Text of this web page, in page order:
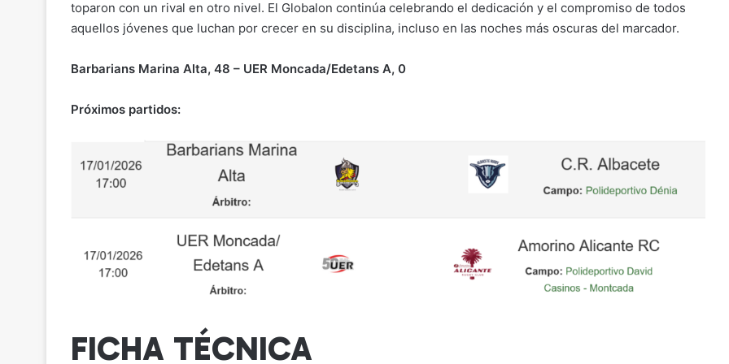
toparon con un rival en otro nivel. El Globalon continúa celebrando el dedicación y el compromiso de todos
aquellos jóvenes que luchan por crecer en su disciplina, incluso en las noches más oscuras del marcador.
Barbarians Marina Alta, 48 – UER Moncada/Edetans A, 0
Próximos partidos:
FICHA TÉCNICA